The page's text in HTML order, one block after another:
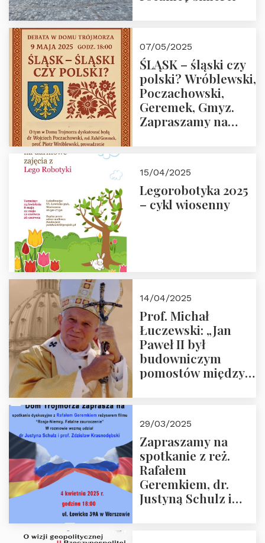
07/05/2025
ŚLĄSK – śląski czy
polski? Wróblewski,
Poczachowski,
Geremek, Gmyz.
Zapraszamy na
Trójmorza.
15/04/2025
Legorobotyka 2025
– cykl wiosenny
14/04/2025
Prof. Michał
Łuczewski: „Jan
Paweł II był
budowniczym
pomostów między
29/03/2025
Zapraszamy na
spotkanie z reż.
Rafałem
Geremkiem, dr.
Justyną Schulz i